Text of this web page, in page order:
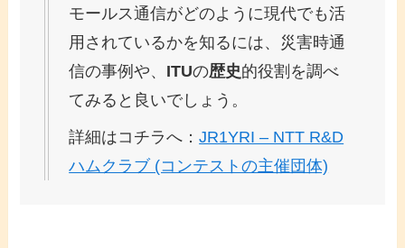
モールス通信がどのように現代でも活
用されているかを知るには、災害時通
信の事例や、 ITUの歴史的役割を調べ
てみると良いでしょう。
詳細はコチラへ：JR1YRI – NTT R&D
ハムクラブ (コンテストの主催団体)